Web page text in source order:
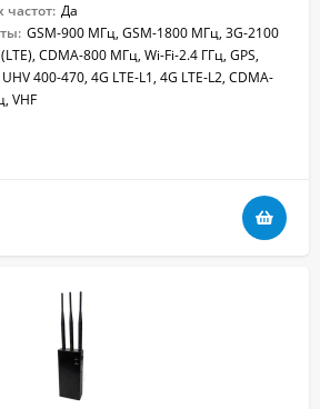
Да
GSM-900 МГц, GSM-1800 МГц, 3G-2100
CDMA-800 МГц, Wi-Fi-2.4 ГГц, GPS,
400-470, 4G LTE-L1, 4G LTE-L2, CDMA-
VHF